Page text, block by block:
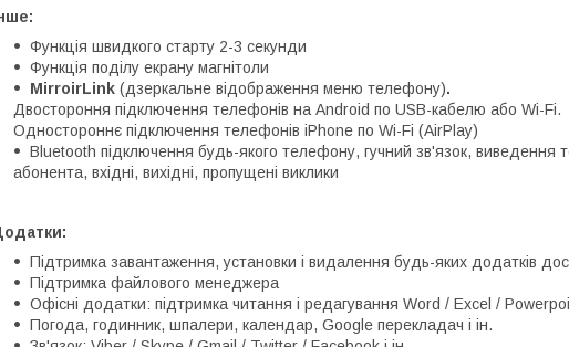
Функція швидкого старту 2-3 секунди
Функція поділу екрану магнітоли
MirroirLink (дзеркальне відображення меню телефону).
Двостороння підключення телефонів на Android по USB-кабелю або Wi-Fi.
Одностороннє підключення телефонів iPhone по Wi-Fi (AirPlay)
Bluetooth підключення будь-якого телефону, гучний зв'язок, виведення
абонента, вхідні, вихідні, пропущені виклики
Підтримка завантаження, установки і видалення будь-яких додатків
Підтримка файлового менеджера
Офісні додатки: підтримка читання і редагування Word / Excel /
Погода, годинник, шпалери, календар, Google перекладач і ін.